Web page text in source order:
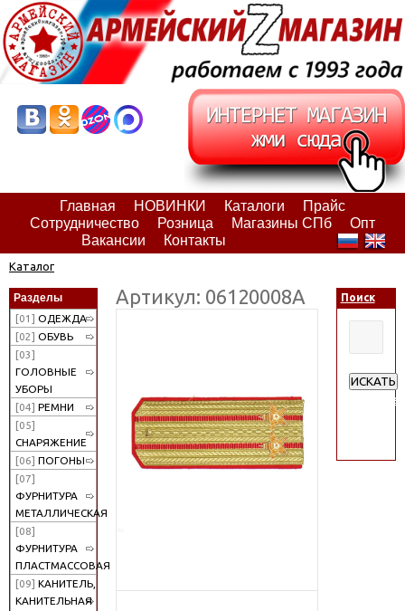
Главная НОВИНКИ Каталоги
Прайс
Сотрудничество
Розница Магазины СПб
Опт
Вакансии
Контакты
Каталог
Разделы
[01] ОДЕЖДА
[02] ОБУВЬ
[03]
ГОЛОВНЫЕ
УБОРЫ
[04] РЕМНИ
[05]
СНАРЯЖЕНИЕ
[06] ПОГОНЫ
[07]
ФУРНИТУРА
МЕТАЛЛИЧЕСКАЯ
[08]
ФУРНИТУРА
ПЛАСТМАССОВАЯ
[09] КАНИТЕЛЬ,
КАНИТЕЛЬНАЯ
Артикул: 06120008А Поиск
ИСКАТЬ